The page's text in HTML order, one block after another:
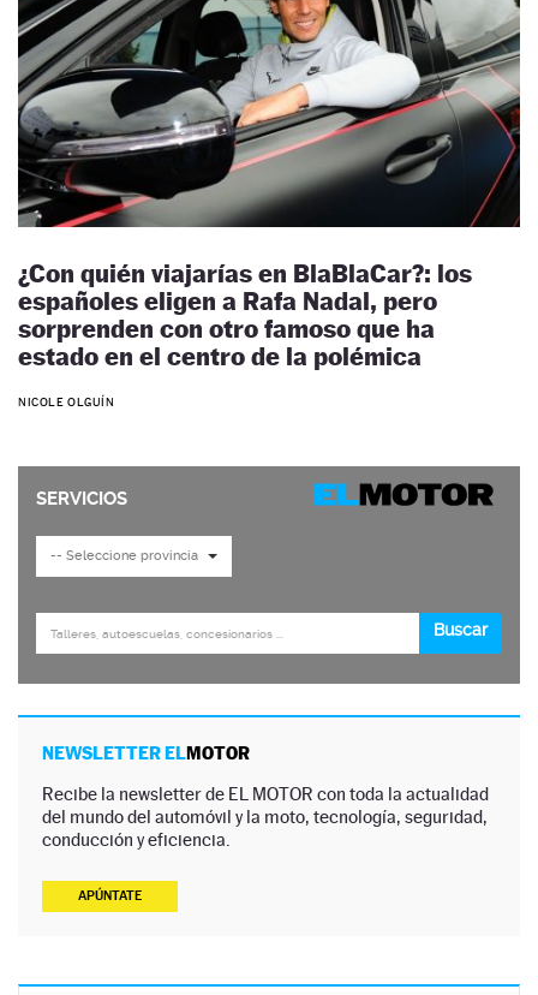
¿Con quién viajarías en BlaBlaCar?: los
españoles eligen a Rafa Nadal, pero
sorprenden con otro famoso que ha
estado en el centro de la polémica
NICOLE OLGUÍN
NEWSLETTER ELMOTOR
Recibe la newsletter de EL MOTOR con toda la actualidad
del mundo del automóvil y la moto, tecnología, seguridad,
conducción y eficiencia.
APÚNTATE